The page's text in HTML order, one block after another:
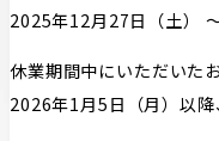
2025年12月27日（土）
休業期間中にいただいた
2026年1月5日（月）以降